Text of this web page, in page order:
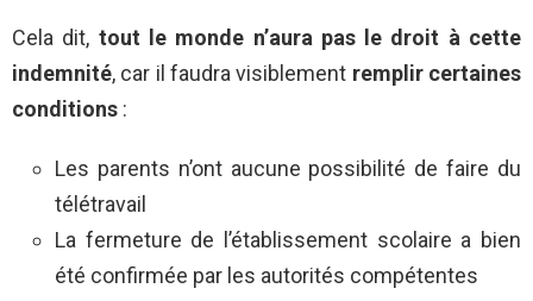
Cela dit, tout le monde n’aura pas le droit à cette
indemnité, car il faudra visiblement remplir certaines
conditions :
Les parents n’ont aucune possibilité de faire du
télétravail
La fermeture de l’établissement scolaire a bien
été confirmée par les autorités compétentes